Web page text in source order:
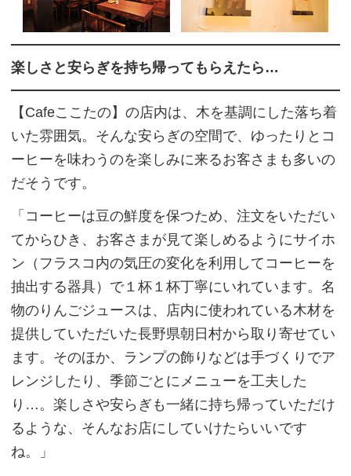
楽しさと安らぎを持ち帰ってもらえたら…
【Cafeここたの】の店内は、木を基調にした落ち着
いた雰囲気。そんな安らぎの空間で、ゆったりとコ
ーヒーを味わうのを楽しみに来るお客さまも多いの
だそうです。
「コーヒーは豆の鮮度を保つため、注文をいただい
てからひき、お客さまが見て楽しめるようにサイホ
ン（フラスコ内の気圧の変化を利用してコーヒーを
抽出する器具）で１杯１杯丁寧にいれています。名
物のりんごジュースは、店内に使われている木材を
提供していただいた長野県朝日村から取り寄せてい
ます。そのほか、ランプの飾りなどは手づくりでア
レンジしたり、季節ごとにメニューを工夫した
り…。楽しさや安らぎも一緒に持ち帰っていただけ
るような、そんなお店にしていけたらいいです
ね。」